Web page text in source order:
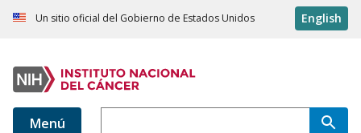
Un sitio oficial del Gobierno de Estados Unidos English
Menú